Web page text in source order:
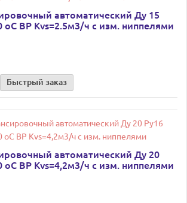
автоматический Ду 15
оС ВР Kvs=2.5м3/ч с изм. ниппелями
Быстрый заказ
автоматический Ду 20
оС ВР Kvs=4,2м3/ч с изм. ниппелями